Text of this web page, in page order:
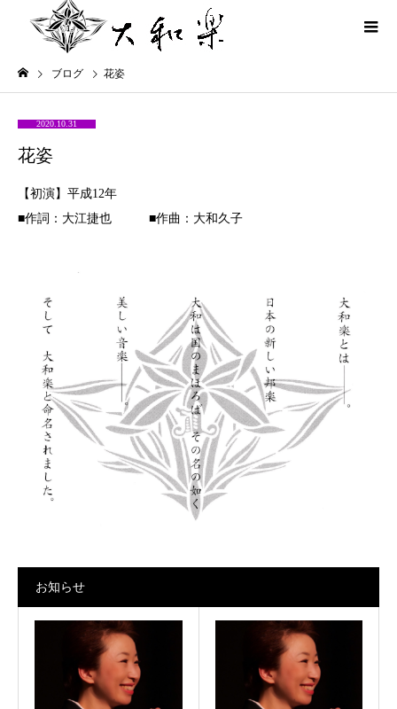
ブログ 花姿
2020.10.31
花姿
【初演】平成12年
■作詞：大江捷也 ■作曲：大和久子
お知らせ